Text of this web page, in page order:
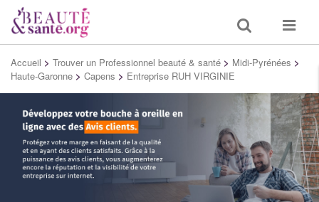
Toggle
search
Toggle
Accueil > Trouver un Professionnel beauté & santé > Midi-Pyrénées >
Haute-Garonne > Capens > Entreprise RUH VIRGINIE